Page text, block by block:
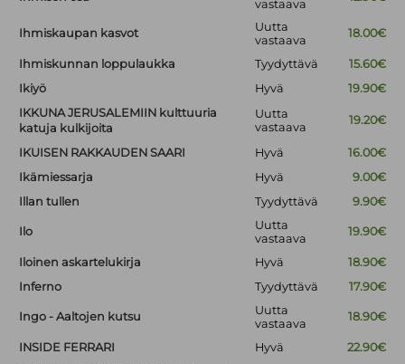
vastaava
Ihmiskaupan kasvot
Uutta
vastaava
18.00€
Ihmiskunnan loppulaukka Tyydyttävä
15.60€
Ikiyö
Hyvä
19.90€
IKKUNA JERUSALEMIIN kulttuuria
katuja kulkijoita
Uutta
vastaava
19.20€
IKUISEN RAKKAUDEN SAARI Hyvä
16.00€
Ikämiessarja
Hyvä
9.00€
Illan tullen
Tyydyttävä 9.90€
Ilo
Uutta
vastaava
19.90€
Iloinen askartelukirja Hyvä
18.90€
Inferno
Tyydyttävä 17.90€
Ingo - Aaltojen kutsu
Uutta
vastaava
18.90€
INSIDE FERRARI Hyvä
22.90€